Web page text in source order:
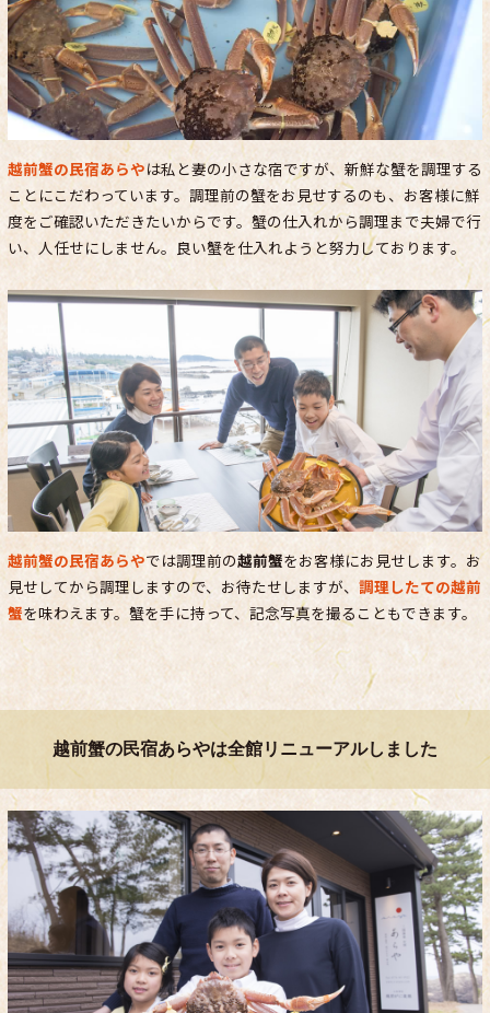
越前蟹の民宿あらやは私と妻の小さな宿ですが、新鮮な蟹を調理する
ことにこだわっています。調理前の蟹をお見せするのも、お客様に鮮
度をご確認いただきたいからです。蟹の仕入れから調理まで夫婦で行
い、人任せにしません。良い蟹を仕入れようと努力しております。
越前蟹の民宿あらやでは調理前の越前蟹をお客様にお見せします。お
見せしてから調理しますので、お待たせしますが、 調理したての越前
蟹を味わえます。蟹を手に持って、記念写真を撮ることもできます。
越前蟹の民宿あらやは全館リニューアルしました